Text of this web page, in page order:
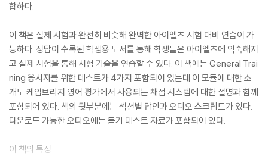
합하다.
이 책은 실제 시험과 완전히 비슷해 완벽한 아이엘츠 시험 대비 연습이 가
능하다. 정답이 수록된 학생용 도서를 통해 학생들은 아이엘츠에 익숙해지
고 실제 시험을 통해 시험 기술을 연습할 수 있다. 이 책에는 General Trai
ning 응시자를 위한 테스트가 4가지 포함되어 있는데 이 모듈에 대한 소
개도 케임브리지 영어 평가에서 사용되는 채점 시스템에 대한 설명과 함께
포함되어 있다. 책의 뒷부분에는 섹션별 답안과 오디오 스크립트가 있다.
다운로드 가능한 오디오에는 듣기 테스트 자료가 포함되어 있다.
이 책의 특징